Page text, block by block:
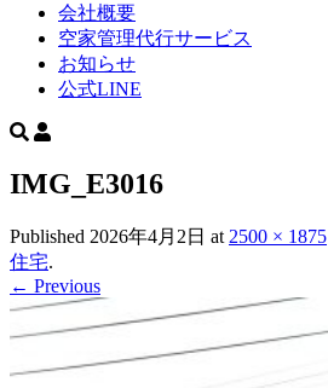
会社概要
空家管理代行サービス
お知らせ
公式LINE
IMG_E3016
Published 2026年4月2日 at 2500 × 1875
住宅.
← Previous